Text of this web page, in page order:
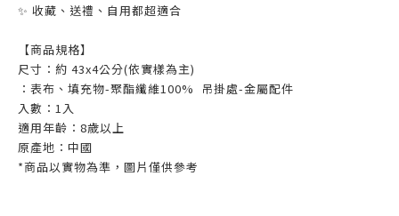
✨ 收藏、送禮、自用都超適合
【商品規格】
尺寸：約 43x4公分(依實樣為主)
：表布、填充物-聚酯纖維100% 吊掛處-金屬配件
入數：1入
適用年齡：8歲以上
原產地：中國
*商品以實物為準，圖片僅供參考